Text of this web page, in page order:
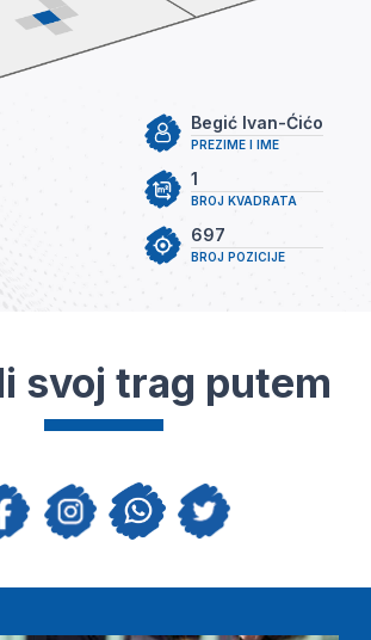
PREZIME I IME
Begić Ivan-Ćićo
BROJ KVADRATA
1
BROJ POZICIJE
697
svoj trag putem